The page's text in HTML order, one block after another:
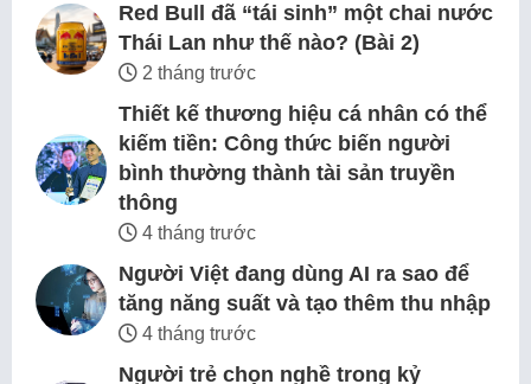
Red Bull đã “tái sinh” một chai nước
Thái Lan như thế nào? (Bài 2)
2 tháng trước
Thiết kế thương hiệu cá nhân có thể
kiếm tiền: Công thức biến người
bình thường thành tài sản truyền
thông
4 tháng trước
Người Việt đang dùng AI ra sao để
tăng năng suất và tạo thêm thu nhập
4 tháng trước
Người trẻ chọn nghề trong kỷ